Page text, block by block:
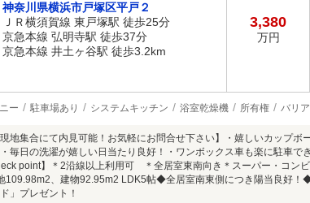
神奈川県横浜市戸塚区平戸２
ＪＲ横須賀線 東戸塚駅 徒歩25分
京急本線 弘明寺駅 徒歩37分
京急本線 井土ヶ谷駅 徒歩3.2km
3,380
万円
ー 駐車場あり システムキッチン 浴室乾燥機 所有権 バリ
現地集合にて内見可能！お気軽にお問合せ下さい】・嬉しいカップ
毎日の洗濯が嬉しい日当たり良好！・ワンボックス車も楽に駐車で
point】＊2沿線以上利用可 ＊全居室東南向き＊スーパー・コン
109.98m2、建物92.95m2 LDK5帖◆全居室南東側につき陽当良好
」プレゼント！